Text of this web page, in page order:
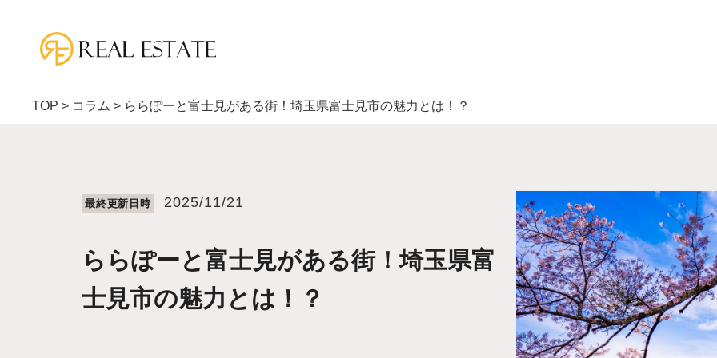
TOP > コラム > ららぽーと富士見がある街！埼玉県富士見市の魅力とは！？
最終更新⽇時 2025/11/21
ららぽーと富士見がある街！埼玉県富
士見市の魅力とは！？